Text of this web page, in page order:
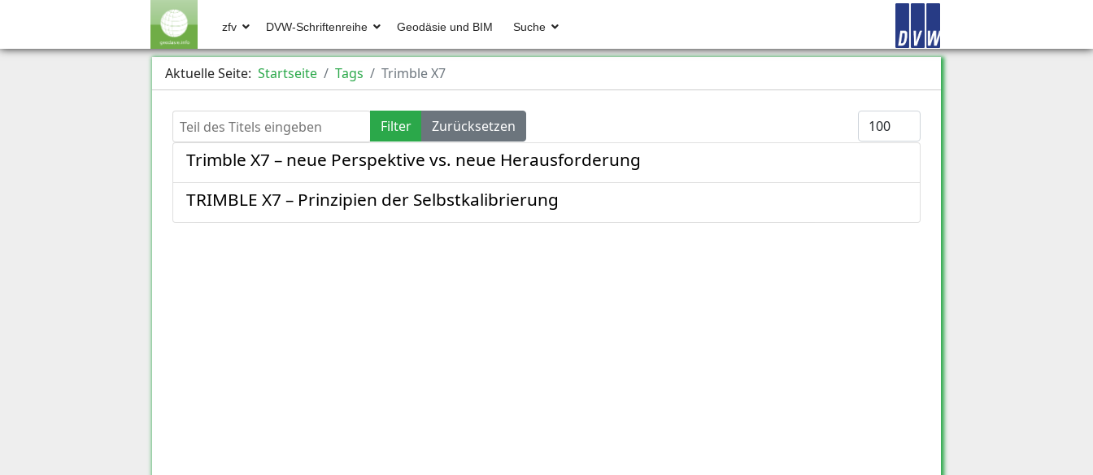
zfv DVW-Schriftenreihe Geodäsie und BIM Suche
Aktuelle Seite: Startseite Tags Trimble X7
Teil des Titels eingeben Filter Zurücksetzen Anzeige #
Trimble X7 – neue Perspektive vs. neue Herausforderung
TRIMBLE X7 – Prinzipien der Selbstkalibrierung